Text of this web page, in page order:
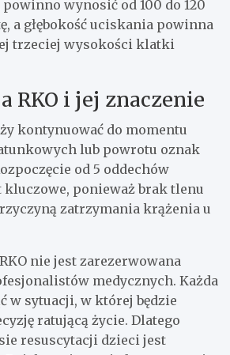
wynosić od 100 do 120
a głębokość uciskania powinna
trzeciej wysokości klatki
RKO i jej znaczenie
kontynuować do momentu
lub powrotu oznak
od 5 oddechów
ponieważ brak tlenu
zatrzymania krążenia u
nie jest zarezerwowana
medycznych. Każda
w sytuacji, w której będzie
ratującą życie. Dlatego
resuscytacji dzieci jest